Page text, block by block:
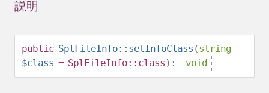
説明
public SplFileInfo::setInfoClass (string
$class = SplFileInfo::class ): void